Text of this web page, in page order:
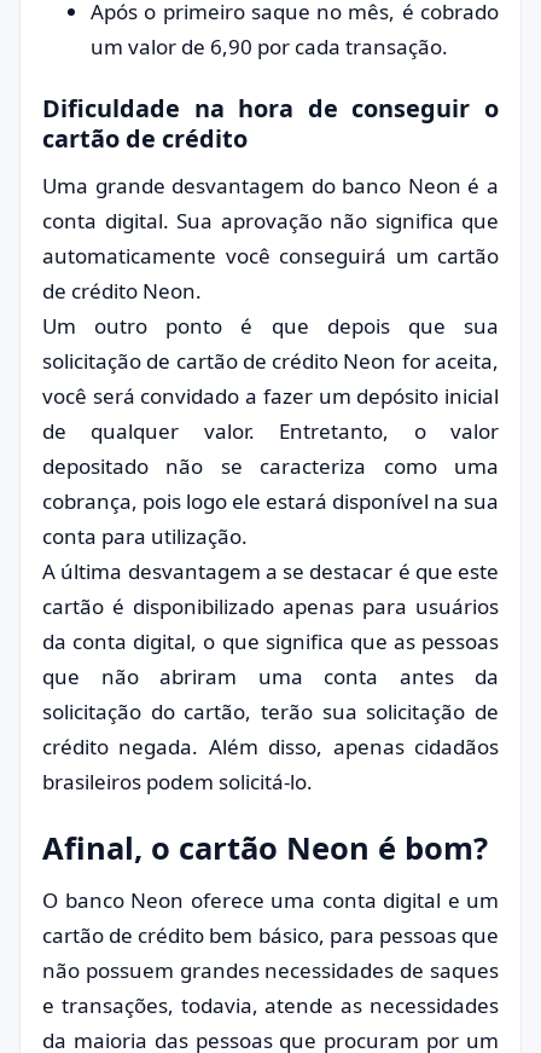
Após o primeiro saque no mês, é cobrado
um valor de 6,90 por cada transação.
Dificuldade na hora de conseguir o
cartão de crédito
Uma grande desvantagem do banco Neon é a
conta digital. Sua aprovação não significa que
automaticamente você conseguirá um cartão
de crédito Neon.
Um outro ponto é que depois que sua
solicitação de cartão de crédito Neon for aceita,
você será convidado a fazer um depósito inicial
de qualquer valor. Entretanto, o valor
depositado não se caracteriza como uma
cobrança, pois logo ele estará disponível na sua
conta para utilização.
A última desvantagem a se destacar é que este
cartão é disponibilizado apenas para usuários
da conta digital, o que significa que as pessoas
que não abriram uma conta antes da
solicitação do cartão, terão sua solicitação de
crédito negada. Além disso, apenas cidadãos
brasileiros podem solicitá-lo.
Afinal, o cartão Neon é bom?
O banco Neon oferece uma conta digital e um
cartão de crédito bem básico, para pessoas que
não possuem grandes necessidades de saques
e transações, todavia, atende as necessidades
da maioria das pessoas que procuram por um